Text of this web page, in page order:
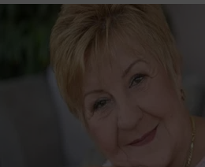
Ingatlanpiaci